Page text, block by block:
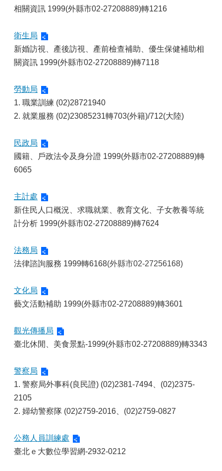
相關資訊 1999(外縣市02-27208889)轉1216
衛生局
新婚訪視、產後訪視、產前檢查補助、優生保健補助相
關資訊 1999(外縣市02-27208889)轉7118
勞動局
1. 職業訓練 (02)28721940
2. 就業服務 (02)23085231轉703(外籍)/712(大陸)
民政局
國籍、戶政法令及身分證 1999(外縣市02-27208889)轉
6065
主計處
新住民人口概況、求職就業、教育文化、子女教養等統
計分析 1999(外縣市02-27208889)轉7624
法務局
法律諮詢服務 1999轉6168(外縣市02-27256168)
文化局
藝文活動補助 1999(外縣市02-27208889)轉3601
觀光傳播局
臺北休閒、美食景點-1999(外縣市02-27208889)轉3343
警察局
1. 警察局外事科(良民證) (02)2381-7494、(02)2375-
2105
2. 婦幼警察隊 (02)2759-2016、(02)2759-0827
公務人員訓練處
臺北ｅ大數位學習網-2932-0212